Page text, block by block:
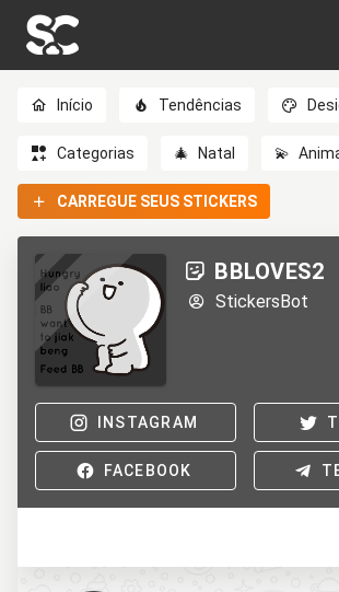
Início Tendências
Categorias 🎄 Natal 💫
CARREGUE SEUS STICKERS
BBLOVES2
StickersBot
INSTAGRAM
FACEBOOK